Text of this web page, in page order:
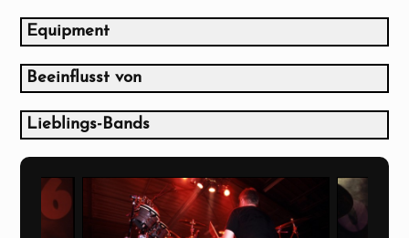
Equipment
8", 10", 12", 14" Toms, 22" Baß Drum, 14" x 5,5"
Zildjian Cymbals
Afro Percussion und LP Percussion Accessories
alternate Live Setup:
Pearl MMX Maple Drums
Beeinflusst von
Jeff Porcaro
Lieblings-Bands
Dire Straits
Toto
Van Halen